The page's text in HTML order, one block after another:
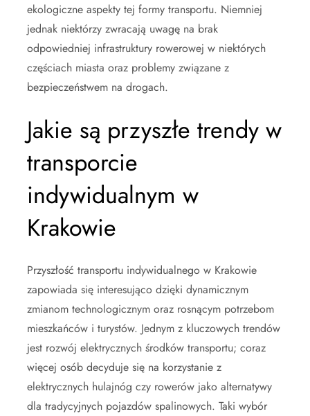
ekologiczne aspekty tej formy transportu. Niemniej
jednak niektórzy zwracają uwagę na brak
odpowiedniej infrastruktury rowerowej w niektórych
częściach miasta oraz problemy związane z
bezpieczeństwem na drogach.
Jakie są przyszłe trendy w
transporcie
indywidualnym w
Krakowie
Przyszłość transportu indywidualnego w Krakowie
zapowiada się interesująco dzięki dynamicznym
zmianom technologicznym oraz rosnącym potrzebom
mieszkańców i turystów. Jednym z kluczowych trendów
jest rozwój elektrycznych środków transportu; coraz
więcej osób decyduje się na korzystanie z
elektrycznych hulajnóg czy rowerów jako alternatywy
dla tradycyjnych pojazdów spalinowych. Taki wybór